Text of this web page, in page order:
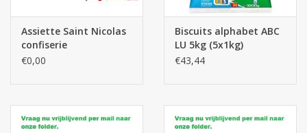
Assiette Saint Nicolas
confiserie
€0,00
Biscuits alphabet ABC
LU 5kg (5x1kg)
€43,44